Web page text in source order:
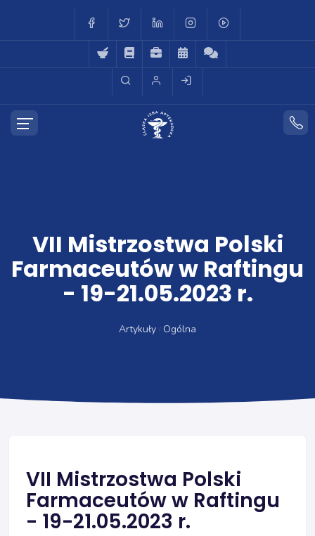
VII Mistrzostwa Polski
Farmaceutów w Raftingu
- 19-21.05.2023 r.
Artykuły Ogólna
VII Mistrzostwa Polski
Farmaceutów w Raftingu
- 19-21.05.2023 r.